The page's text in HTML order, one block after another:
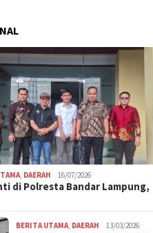
DAERAH 16/07/2026
di Polresta Bandar Lampung,
BERITA UTAMA DAERAH 13/03/2026